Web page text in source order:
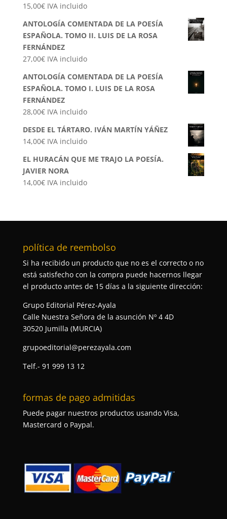
15,00€ IVA incluido
ANTOLOGÍA COMENTADA DE LA POESÍA
ESPAÑOLA. TOMO II. LUIS DE LA ROSA
FERNÁNDEZ
27,00€ IVA incluido
ANTOLOGÍA COMENTADA DE LA POESÍA
ESPAÑOLA. TOMO I. LUIS DE LA ROSA
FERNÁNDEZ
28,00€ IVA incluido
DESDE EL TÁRTARO. IVÁN MARTÍN YÁÑEZ
14,00€ IVA incluido
EL HURACÁN QUE ME TRAJO LA POESÍA.
JAVIER NORA
14,00€ IVA incluido
política de reembolso
Si ha recibido un producto que no es el correcto o no
está satisfecho con la compra puede hacernos llegar
el producto antes de 15 días a la siguiente dirección:
Grupo Editorial Pérez-Ayala
Calle Nuestra Señora de la asunción Nº 4 4D
30520 Jumilla (MURCIA)
grupoeditorial@perezayala.com
Telf.- 91 999 13 12
formas de pago admitidas
Puede pagar nuestros productos usando Visa,
Mastercard o Paypal.